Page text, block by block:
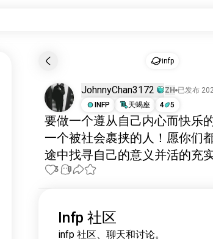
infp
JohnnyChan3172 ZH 已发布
INFP
天蝎座 4 5
要做一个遵从自己内心而快乐
一个被社会裹挟的人！愿你们
途中找寻自己的意义并活的充
3 0
Infp 社区
infp 社区、聊天和讨论。